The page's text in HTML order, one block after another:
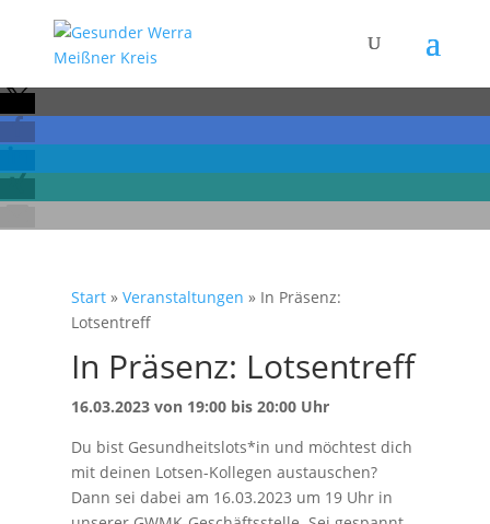
Start » Veranstaltungen » In Präsenz:
Lotsentreff
In Präsenz: Lotsentreff
16.03.2023 von 19:00 bis 20:00 Uhr
Du bist Gesundheitslots*in und möchtest dich
mit deinen Lotsen-Kollegen austauschen?
Dann sei dabei am 16.03.2023 um 19 Uhr in